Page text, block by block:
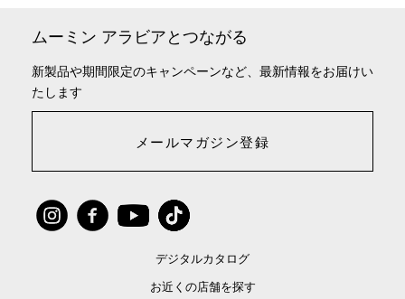
ムーミン アラビアとつながる
新製品や期間限定のキャンペーンなど、最新情報をお届けい
たします
メールマガジン登録
デジタルカタログ
お近くの店舗を探す